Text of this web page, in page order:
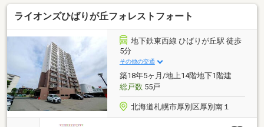
追焚機能等、設備充実・モニター付きインターホン・
ペット飼育可（細則有り）・トランクルーム有り・駐
車場売主確保（６７番区画、月額：６，８００円）▼
リフォーム内容（２０２６年４月完了）・システムキ
ッチン交換・ユニットバス交換・トイレ交換・洗面化
粧台交換・全室フローリング張替・全室クロス張替・
全室建具・玄関収納交換・給湯器交換・暖房機交換
（LD） 等
ライオンズひばりが丘フォレストフォート
地下鉄東西線 ひばりが丘駅 徒歩
5分
その他の交通
築18年5ヶ月/地上14階地下1階建
総戸数55戸
北海道札幌市厚別区厚別南１